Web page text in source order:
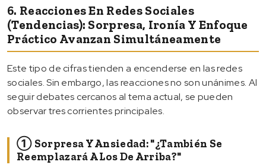
6. Reacciones En Redes Sociales
(tendencias): Sorpresa, Ironía Y Enfoque
Práctico Avanzan Simultáneamente
Este tipo de cifras tienden a encenderse en las redes
sociales. Sin embargo, las reacciones no son unánimes. Al
seguir debates cercanos al tema actual, se pueden
observar tres corrientes principales.
① Sorpresa Y Ansiedad: "¿También Se
Reemplazará A Los De Arriba?"